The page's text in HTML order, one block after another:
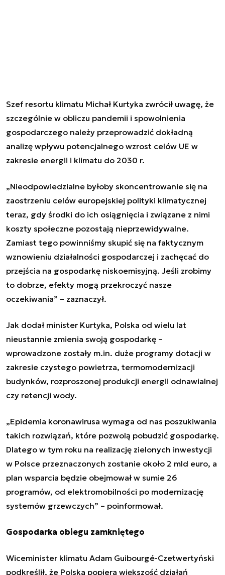
Szef resortu klimatu Michał Kurtyka zwrócił uwagę, że
szczególnie w obliczu pandemii i spowolnienia
gospodarczego należy przeprowadzić dokładną
analizę wpływu potencjalnego wzrost celów UE w
zakresie energii i klimatu do 2030 r.
„Nieodpowiedzialne byłoby skoncentrowanie się na
zaostrzeniu celów europejskiej polityki klimatycznej
teraz, gdy środki do ich osiągnięcia i związane z nimi
koszty społeczne pozostają nieprzewidywalne.
Zamiast tego powinniśmy skupić się na faktycznym
wznowieniu działalności gospodarczej i zachęcać do
przejścia na gospodarkę niskoemisyjną. Jeśli zrobimy
to dobrze, efekty mogą przekroczyć nasze
oczekiwania” – zaznaczył.
Jak dodał minister Kurtyka, Polska od wielu lat
nieustannie zmienia swoją gospodarkę –
wprowadzone zostały m.in. duże programy dotacji w
zakresie czystego powietrza, termomodernizacji
budynków, rozproszonej produkcji energii odnawialnej
czy retencji wody.
„Epidemia koronawirusa wymaga od nas poszukiwania
takich rozwiązań, które pozwolą pobudzić gospodarkę.
Dlatego w tym roku na realizację zielonych inwestycji
w Polsce przeznaczonych zostanie około 2 mld euro, a
plan wsparcia będzie obejmował w sumie 26
programów, od elektromobilności po modernizację
systemów grzewczych” – poinformował.
Gospodarka obiegu zamkniętego
Wiceminister klimatu Adam Guibourgé-Czetwertyński
podkreślił, że Polska popiera większość działań